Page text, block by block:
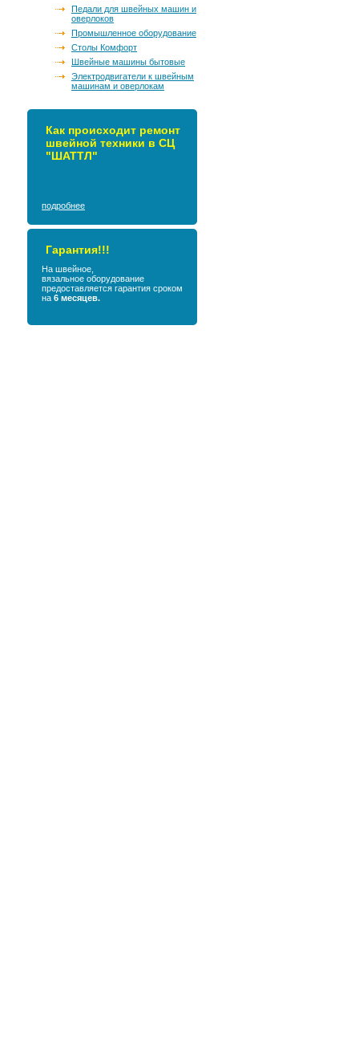
Педали для швейных машин и
оверлоков
Промышленное оборудование
Столы Комфорт
Швейные машины бытовые
Электродвигатели к швейным
машинам и оверлокам
Как происходит ремонт
швейной техники в СЦ
"ШАТТЛ"
подробнее
Гарантия!!!
На швейное,
вязальное оборудование
предоставляется гарантия сроком
на 6 месяцев.